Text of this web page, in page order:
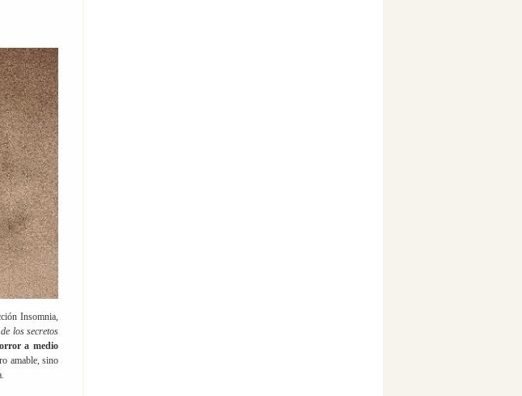
Insomnia,
los secretos
a medio
amable, sino